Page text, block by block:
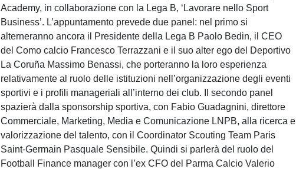
Academy, in collaborazione con la Lega B, ‘Lavorare nello Sport
Business’. L’appuntamento prevede due panel: nel primo si
alterneranno ancora il Presidente della Lega B Paolo Bedin, il CEO
del Como calcio Francesco Terrazzani e il suo alter ego del Deportivo
La Coruña Massimo Benassi, che porteranno la loro esperienza
relativamente al ruolo delle istituzioni nell’organizzazione degli eventi
sportivi e i profili manageriali all’interno dei club. Il secondo panel
spazierà dalla sponsorship sportiva, con Fabio Guadagnini, direttore
Commerciale, Marketing, Media e Comunicazione LNPB, alla ricerca e
valorizzazione del talento, con il Coordinator Scouting Team Paris
Saint-Germain Pasquale Sensibile. Quindi si parlerà del ruolo del
Football Finance manager con l’ex CFO del Parma Calcio Valerio